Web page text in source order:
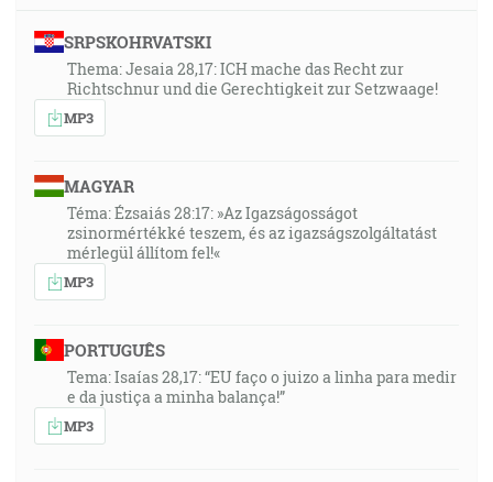
SRPSKOHRVATSKI
Thema: Jesaia 28,17: ICH mache das Recht zur
Richtschnur und die Gerechtigkeit zur Setzwaage!
MP3
MAGYAR
Téma: Ézsaiás 28:17: »Az Igazságosságot
zsinormértékké teszem, és az igazságszolgáltatást
mérlegül állítom fel!«
MP3
PORTUGUÊS
Tema: Isaías 28,17: “EU faço o juizo a linha para medir
e da justiça a minha balança!”
MP3